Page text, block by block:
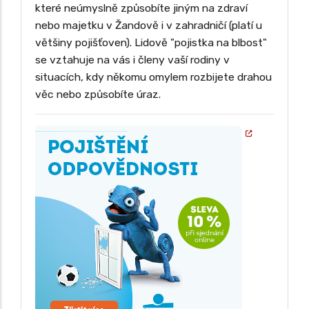
které neúmyslně způsobíte jiným na zdraví
nebo majetku v Žandově i v zahradničí (platí u
většiny pojišťoven). Lidově "pojistka na blbost"
se vztahuje na vás i členy vaší rodiny v
situacích, kdy někomu omylem rozbijete drahou
věc nebo způsobíte úraz.